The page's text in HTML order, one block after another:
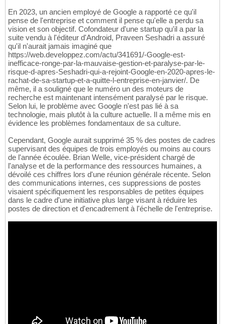
En 2023, un ancien employé de Google a rapporté ce qu'il
pense de l'entreprise et comment il pense qu'elle a perdu sa
vision et son objectif. Cofondateur d'une startup qu'il a par la
suite vendu à l'éditeur d'Android, Praveen Seshadri a assuré
qu'il n'aurait jamais imaginé que
https://web.developpez.com/actu/341691/-Google-est-
inefficace-ronge-par-la-mauvaise-gestion-et-paralyse-par-le-
risque-d-apres-Seshadri-qui-a-rejoint-Google-en-2020-apres-le-
rachat-de-sa-startup-et-a-quitte-l-entreprise-en-janvier/. De
même, il a souligné que le numéro un des moteurs de
recherche est maintenant intensément paralysé par le risque.
Selon lui, le problème avec Google n'est pas lié à sa
technologie, mais plutôt à la culture actuelle. Il a même mis en
évidence les problèmes fondamentaux de sa culture.
Cependant, Google aurait supprimé 35 % des postes de cadres
supervisant des équipes de trois employés ou moins au cours
de l'année écoulée. Brian Welle, vice-président chargé de
l'analyse et de la performance des ressources humaines, a
dévoilé ces chiffres lors d'une réunion générale récente. Selon
des communications internes, ces suppressions de postes
visaient spécifiquement les responsables de petites équipes
dans le cadre d'une initiative plus large visant à réduire les
postes de direction et d'encadrement à l'échelle de l'entreprise.